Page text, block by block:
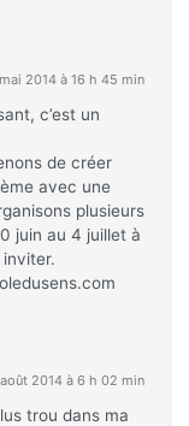
2014 à 16 h 45 min
c’est un
de créer
avec une
plusieurs
juin au 4 juillet à
2014 à 6 h 02 min
trou dans ma